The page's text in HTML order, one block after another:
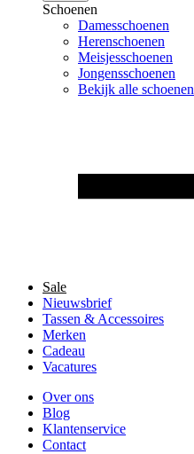
Schoenen
Damesschoenen
Herenschoenen
Meisjesschoenen
Jongensschoenen
Bekijk alle schoenen
Sale
Nieuwsbrief
Tassen & Accessoires
Merken
Cadeau
Vacatures
Over ons
Blog
Klantenservice
Contact